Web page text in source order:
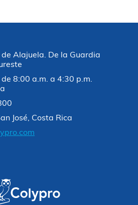
Alajuela. De la Guardia
de 8:00 a.m. a 4:30 p.m.
José, Costa Rica